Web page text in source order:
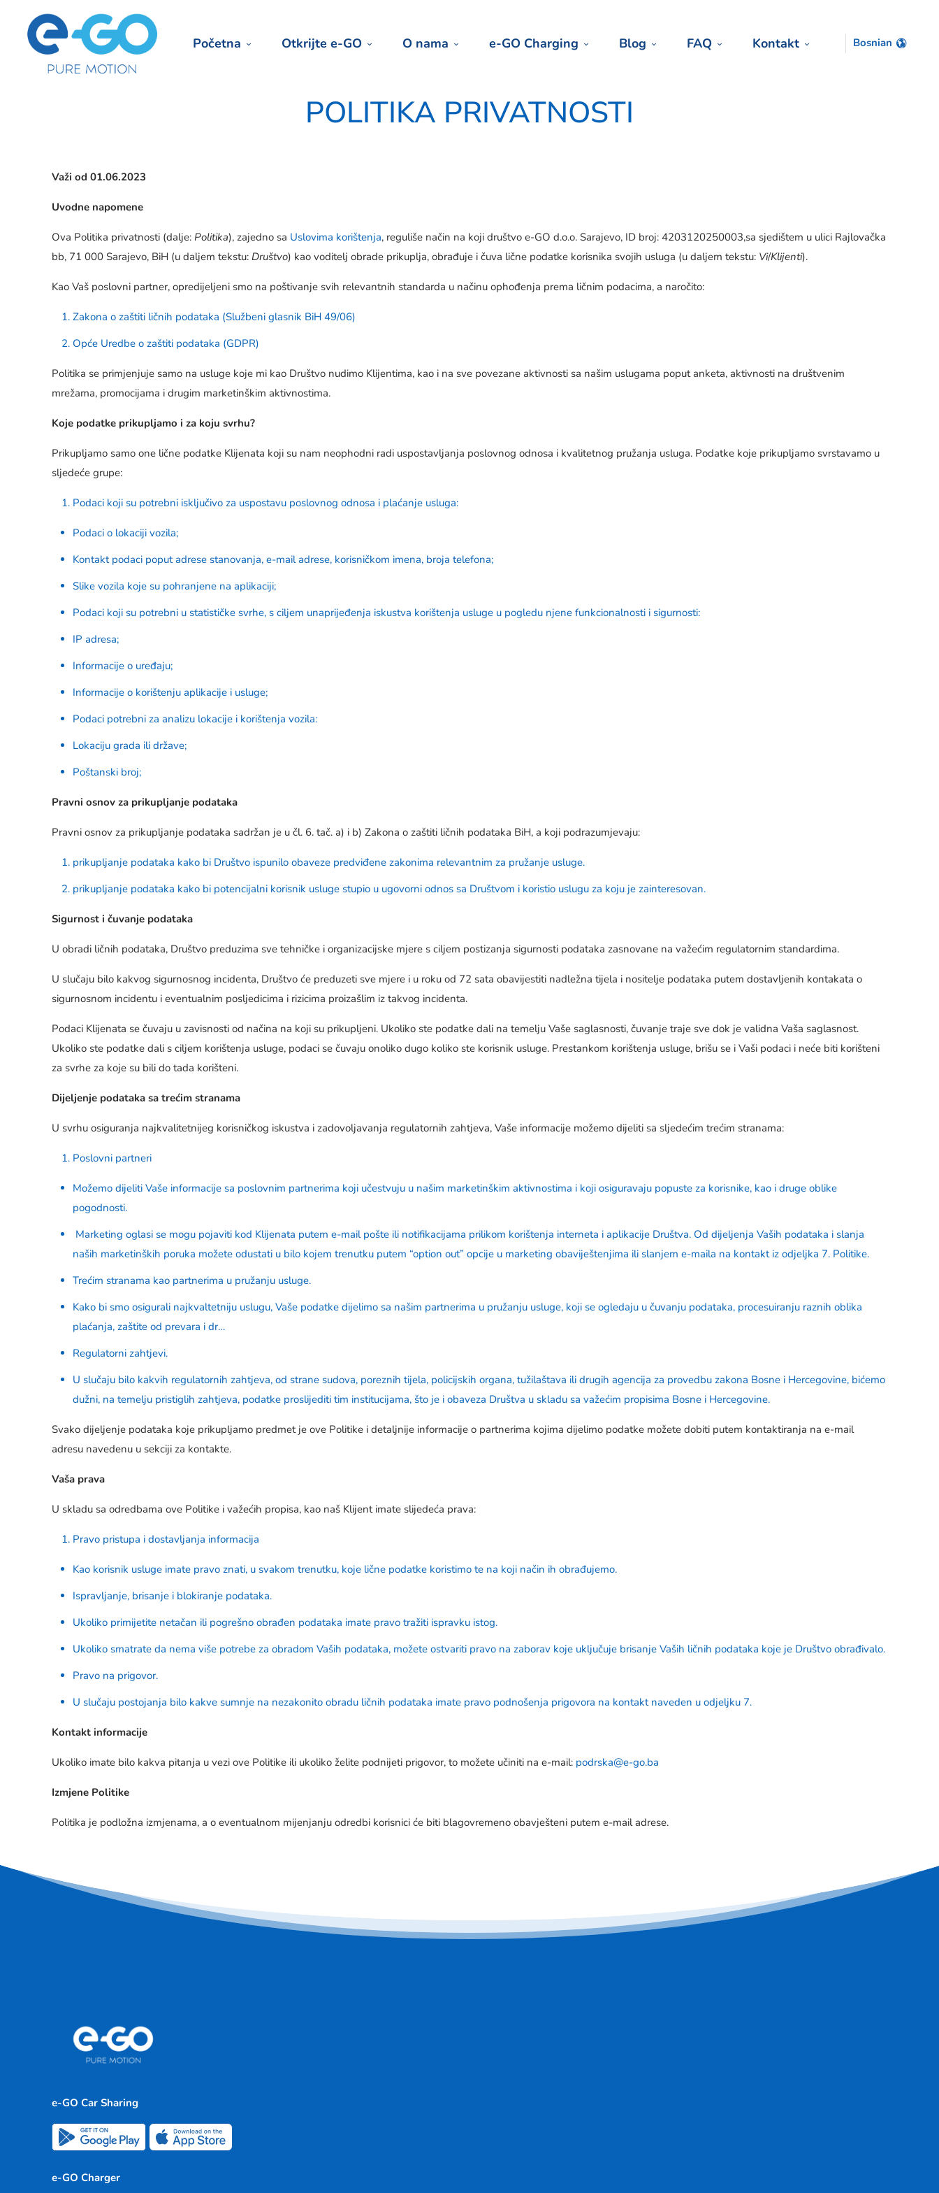
Početna Otkrijte e-GO O nama e-GO Charging Blog FAQ Kontakt Bosnian
POLITIKA PRIVATNOSTI
Važi od 01.06.2023
Uvodne napomene
Ova Politika privatnosti (dalje:Politika), zajedno sa Uslovima korištenja, reguliše način na koji društvo e-GO d.o.o. Sarajevo, ID broj: 4203120250003,sa sjedištem u ulici Rajlovačka
bb, 71 000 Sarajevo, BiH (u daljem tekstu: Društvo) kao voditelj obrade prikuplja, obrađuje i čuva lične podatke korisnika svojih usluga (u daljem tekstu: Vi/Klijenti).
Kao Vaš poslovni partner, opredijeljeni smo na poštivanje svih relevantnih standarda u načinu ophođenja prema ličnim podacima, a naročito:
Zakona o zaštiti ličnih podataka (Službeni glasnik BiH 49/06)
Opće Uredbe o zaštiti podataka (GDPR)
Politika se primjenjuje samo na usluge koje mi kao Društvo nudimo Klijentima, kao i na sve povezane aktivnosti sa našim uslugama poput anketa, aktivnosti na društvenim
mrežama, promocijama i drugim marketinškim aktivnostima.
Koje podatke prikupljamo i za koju svrhu?
Prikupljamo samo one lične podatke Klijenata koji su nam neophodni radi uspostavljanja poslovnog odnosa i kvalitetnog pružanja usluga. Podatke koje prikupljamo svrstavamo u
sljedeće grupe:
Podaci koji su potrebni isključivo za uspostavu poslovnog odnosa i plaćanje usluga:
Podaci o lokaciji vozila;
Kontakt podaci poput adrese stanovanja, e-mail adrese, korisničkom imena, broja telefona;
Slike vozila koje su pohranjene na aplikaciji;
Podaci koji su potrebni u statističke svrhe, s ciljem unaprijeđenja iskustva korištenja usluge u pogledu njene funkcionalnosti i sigurnosti:
IP adresa;
Informacije o uređaju;
Informacije o korištenju aplikacije i usluge;
Podaci potrebni za analizu lokacije i korištenja vozila:
Lokaciju grada ili države;
Poštanski broj;
Pravni osnov za prikupljanje podataka
Pravni osnov za prikupljanje podataka sadržan je u čl. 6. tač. a) i b) Zakona o zaštiti ličnih podataka BiH, a koji podrazumjevaju:
prikupljanje podataka kako bi Društvo ispunilo obaveze predviđene zakonima relevantnim za pružanje usluge.
prikupljanje podataka kako bi potencijalni korisnik usluge stupio u ugovorni odnos sa Društvom i koristio uslugu za koju je zainteresovan.
Sigurnost i čuvanje podataka
U obradi ličnih podataka, Društvo preduzima sve tehničke i organizacijske mjere s ciljem postizanja sigurnosti podataka zasnovane na važećim regulatornim standardima.
U slučaju bilo kakvog sigurnosnog incidenta, Društvo će preduzeti sve mjere i u roku od 72 sata obavijestiti nadležna tijela i nositelje podataka putem dostavljenih kontakata o
sigurnosnom incidentu i eventualnim posljedicima i rizicima proizašlim iz takvog incidenta.
Podaci Klijenata se čuvaju u zavisnosti od načina na koji su prikupljeni. Ukoliko ste podatke dali na temelju Vaše saglasnosti, čuvanje traje sve dok je validna Vaša saglasnost.
Ukoliko ste podatke dali s ciljem korištenja usluge, podaci se čuvaju onoliko dugo koliko ste korisnik usluge. Prestankom korištenja usluge, brišu se i Vaši podaci i neće biti korišteni
za svrhe za koje su bili do tada korišteni.
Dijeljenje podataka sa trećim stranama
U svrhu osiguranja najkvalitetnijeg korisničkog iskustva i zadovoljavanja regulatornih zahtjeva, Vaše informacije možemo dijeliti sa sljedećim trećim stranama:
Poslovni partneri
Možemo dijeliti Vaše informacije sa poslovnim partnerima koji učestvuju u našim marketinškim aktivnostima i koji osiguravaju popuste za korisnike, kao i druge oblike
pogodnosti.
Marketing oglasi se mogu pojaviti kod Klijenata putem e-mail pošte ili notifikacijama prilikom korištenja interneta i aplikacije Društva. Od dijeljenja Vaših podataka i slanja
naših marketinških poruka možete odustati u bilo kojem trenutku putem “option out” opcije u marketing obaviještenjima ili slanjem e-maila na kontakt iz odjeljka 7. Politike.
Trećim stranama kao partnerima u pružanju usluge.
Kako bi smo osigurali najkvaltetniju uslugu, Vaše podatke dijelimo sa našim partnerima u pružanju usluge, koji se ogledaju u čuvanju podataka, procesuiranju raznih oblika
plaćanja, zaštite od prevara i dr…
Regulatorni zahtjevi.
U slučaju bilo kakvih regulatornih zahtjeva, od strane sudova, poreznih tijela, policijskih organa, tužilaštava ili drugih agencija za provedbu zakona Bosne i Hercegovine, bićemo
dužni, na temelju pristiglih zahtjeva, podatke proslijediti tim institucijama, što je i obaveza Društva u skladu sa važećim propisima Bosne i Hercegovine.
Svako dijeljenje podataka koje prikupljamo predmet je ove Politike i detaljnije informacije o partnerima kojima dijelimo podatke možete dobiti putem kontaktiranja na e-mail
adresu navedenu u sekciji za kontakte.
Vaša prava
U skladu sa odredbama ove Politike i važećih propisa, kao naš Klijent imate slijedeća prava:
Pravo pristupa i dostavljanja informacija
Kao korisnik usluge imate pravo znati, u svakom trenutku, koje lične podatke koristimo te na koji način ih obrađujemo.
Ispravljanje, brisanje i blokiranje podataka.
Ukoliko primijetite netačan ili pogrešno obrađen podataka imate pravo tražiti ispravku istog.
Ukoliko smatrate da nema više potrebe za obradom Vaših podataka, možete ostvariti pravo na zaborav koje uključuje brisanje Vaših ličnih podataka koje je Društvo obrađivalo.
Pravo na prigovor.
U slučaju postojanja bilo kakve sumnje na nezakonito obradu ličnih podataka imate pravo podnošenja prigovora na kontakt naveden u odjeljku 7.
Kontakt informacije
Ukoliko imate bilo kakva pitanja u vezi ove Politike ili ukoliko želite podnijeti prigovor, to možete učiniti na e-mail: podrska@e-go.ba
Izmjene Politike
Politika je podložna izmjenama, a o eventualnom mijenjanju odredbi korisnici će biti blagovremeno obavješteni putem e-mail adrese.
e-GO Car Sharing
e-GO Charger